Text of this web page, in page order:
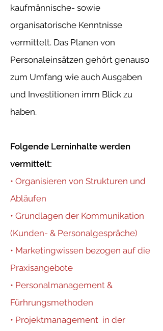
kaufmännische- sowie
organisatorische Kenntnisse
vermittelt. Das Planen von
Personaleinsätzen gehört genauso
zum Umfang wie auch Ausgaben
und Investitionen imm Blick zu
haben.
Folgende Lerninhalte werden
vermittelt:
• Organisieren von Strukturen und
Abläufen
• Grundlagen der Kommunikation
(Kunden- & Personalgespräche)
• Marketingwissen bezogen auf die
Praxisangebote
• Personalmanagement &
Fürhrungsmethoden
• Projektmanagement in der